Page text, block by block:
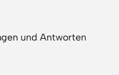
und Antworten